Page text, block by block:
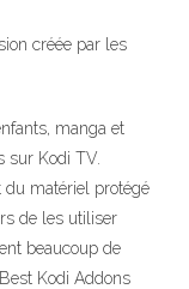
créée par les
manga et
sur Kodi TV.
du matériel protégé
de les utiliser
beaucoup de
Kodi Addons